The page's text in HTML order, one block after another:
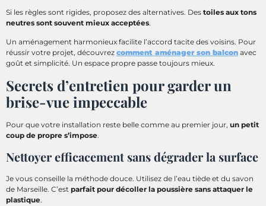
Si les règles sont rigides, proposez des alternatives. Des toiles aux tons
neutres sont souvent mieux acceptées.
Un aménagement harmonieux facilite l’accord tacite des voisins. Pour
réussir votre projet, découvrez comment aménager son balcon avec
goût et simplicité. Un espace propre passe toujours mieux.
Secrets d’entretien pour garder un
brise-vue impeccable
Pour que votre installation reste belle comme au premier jour, un petit
coup de propre s’impose.
Nettoyer efficacement sans dégrader la surface
Je vous conseille la méthode douce. Utilisez de l’eau tiède et du savon
de Marseille. C’est parfait pour décoller la poussière sans attaquer le
plastique.